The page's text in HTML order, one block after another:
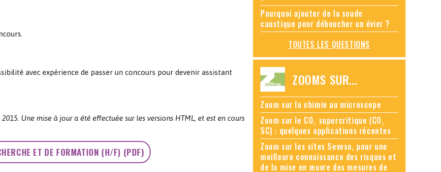
avec expérience de passer un concours pour devenir assistant
Une mise à jour a été effectuée sur les versions HTML, et est en cours
ET DE FORMATION (H/F) (PDF)
Pourquoi ajouter de la soude
caustique pour déboucher un évier ?
TOUTES LES QUESTIONS
ZOOMS SUR...
Zoom sur la chimie au microscope
Zoom sur le CO₂ supercritique (CO₂
SC) : quelques applications récentes
Zoom sur les sites Seveso, pour une
meilleure connaissance des risques et
de la mise en œuvre des mesures de